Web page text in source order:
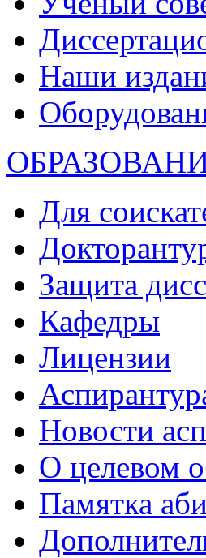
Наши
Для
Защита
Кафедры
Лицензии
Новости
О целевом
Памятка